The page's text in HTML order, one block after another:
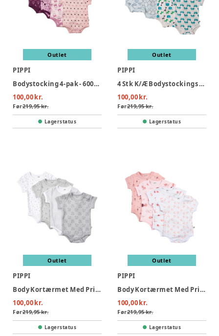
Outlet
PIPPI
Bodystocking 4-pak - 600/Lilac
100,00 kr.
Før219,95 kr.
Lagerstatus
Outlet
PIPPI
4 Stk K/Æ Bodystockings - Lyseblå 700
100,00 kr.
Før219,95 kr.
Lagerstatus
Outlet
PIPPI
Body Kortærmet Med Print 4-Pak - 190
100,00 kr.
Før219,95 kr.
Lagerstatus
Outlet
PIPPI
Body Kortærmet Med Print 4-Pak - 501
100,00 kr.
Før219,95 kr.
Lagerstatus